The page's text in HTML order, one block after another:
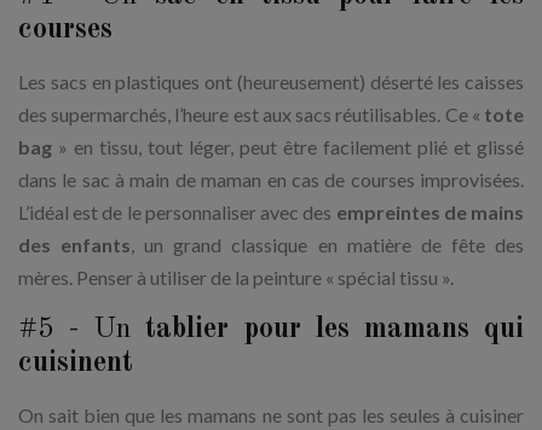
courses
Les sacs en plastiques ont (heureusement) déserté les caisses
des supermarchés, l’heure est aux sacs réutilisables. Ce « tote
bag » en tissu, tout léger, peut être facilement plié et glissé
dans le sac à main de maman en cas de courses improvisées.
L’idéal est de le personnaliser avec des empreintes de mains
des enfants, un grand classique en matière de fête des
mères. Penser à utiliser de la peinture « spécial tissu ».
#5 - Untablier pour les mamans qui
cuisinent
On sait bien que les mamans ne sont pas les seules à cuisiner